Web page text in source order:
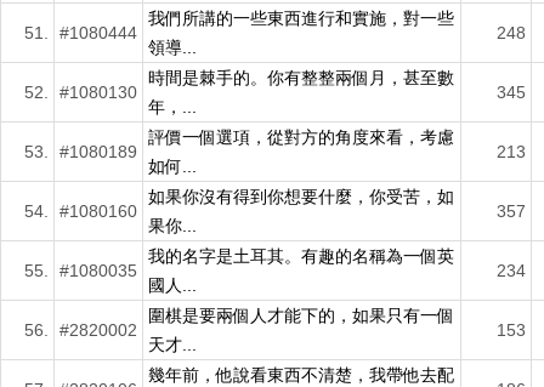
51. #1080444
我們所講的一些東西進行和實施，對一些
領導...
248
52. #1080130
時間是棘手的。你有整整兩個月，甚至數
年，...
345
53. #1080189
評價一個選項，從對方的角度來看，考慮
如何...
213
54. #1080160
如果你沒有得到你想要什麼，你受苦，如
果你...
357
55. #1080035
我的名字是土耳其。有趣的名稱為一個英
國人...
234
56. #2820002
圍棋是要兩個人才能下的，如果只有一個
天才...
153
幾年前，他說看東西不清楚，我帶他去配